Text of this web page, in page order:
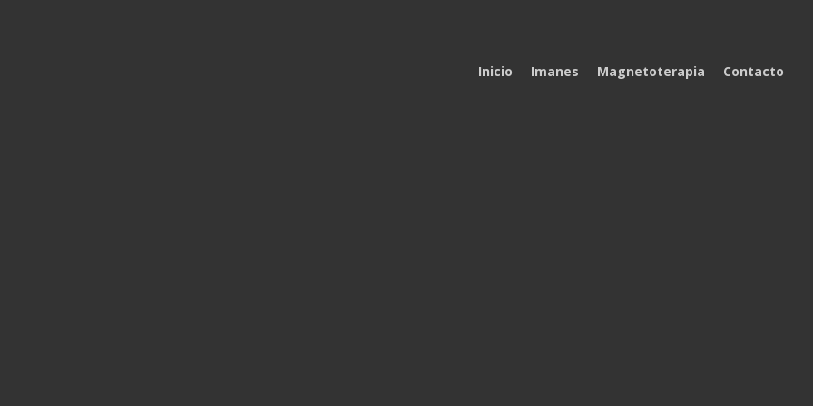
Inicio Imanes Magnetoterapia Contacto